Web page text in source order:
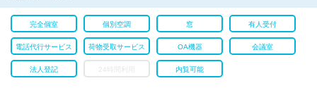
完全個室 個別空調 窓 有人受付
電話代行サービス 荷物受取サービス OA機器 会議室
法人登記 24時間利用 内覧可能